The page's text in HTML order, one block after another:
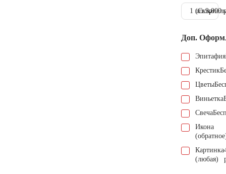
1 шт.9.000
Доп.
Эпитафия
Крестик
Цветы
Виньетка
Свеча
Икона
Картинка
(любая)